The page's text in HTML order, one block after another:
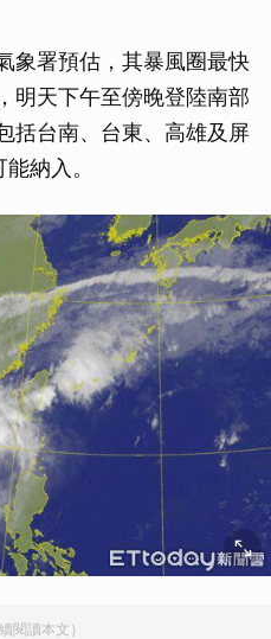
象署預估，其暴風圈最快
明天下午至傍晚登陸南部
括台南、台東、高雄及屏
納入。
閱讀本文）